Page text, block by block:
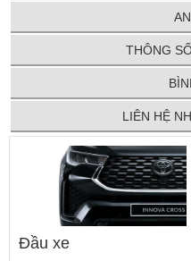
THÔNG
LIÊN HỆ
Đầu xe